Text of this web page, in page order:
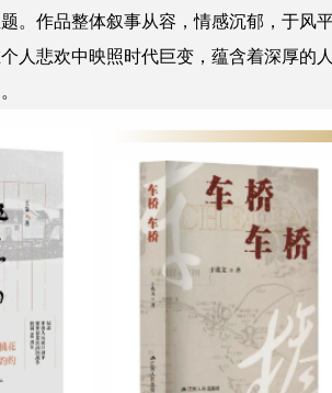
。作品整体叙事从容，情感沉郁，于风
人悲欢中映照时代巨变，蕴含着深厚的